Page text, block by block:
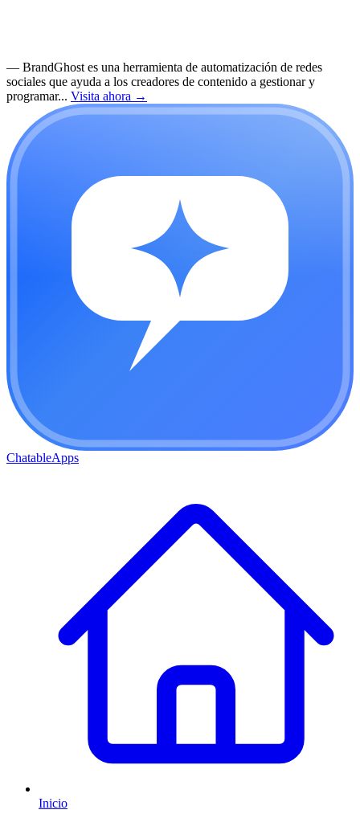
— BrandGhost es una herramienta de automatización de redes
sociales que ayuda a los creadores de contenido a gestionar y
programar... Visita ahora →
ChatableApps
Inicio